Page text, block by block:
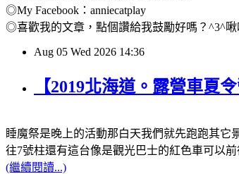
◎My Facebook：anniecatplay
◎喜歡我的文章，點個讚給我鼓勵好嗎？^3^啾
Aug 05 Wed 2026 14:36
【2019北海道。露營車夏
睡魔祭是晚上的活動那白天我們就先跑跑其它
往7號柱還有這台像是觀光巴士的紅色車可以
(繼續閱讀...)